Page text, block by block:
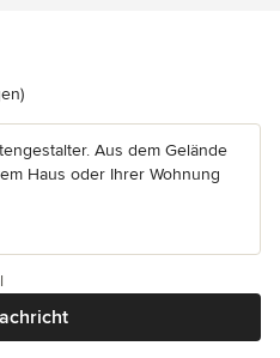
von 5 Sternen
Aus dem Gelände
Haus oder Ihrer Wohnung